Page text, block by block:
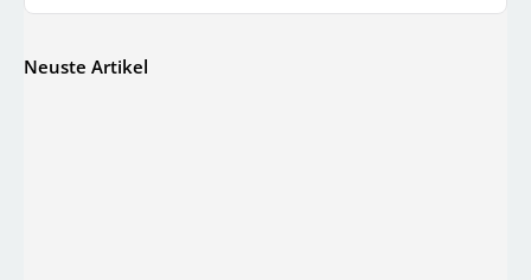
Neuste Artikel